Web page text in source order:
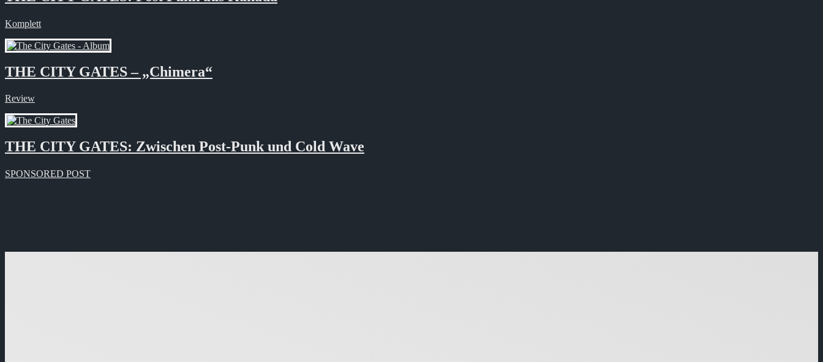
Komplett
THE CITY GATES – „Chimera“
Review
THE CITY GATES: Zwischen Post-Punk und Cold Wave
SPONSORED POST